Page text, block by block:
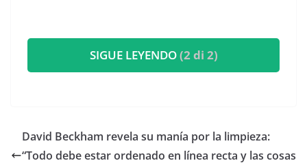
SIGUE LEYENDO(2 di 2)
David Beckham revela su manía por la limpieza:
“Todo debe estar ordenado en línea recta y las cosas